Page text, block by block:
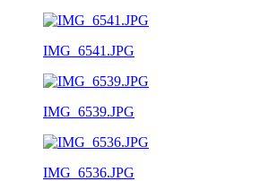
IMG_6541.JPG
IMG_6539.JPG
IMG_6536.JPG